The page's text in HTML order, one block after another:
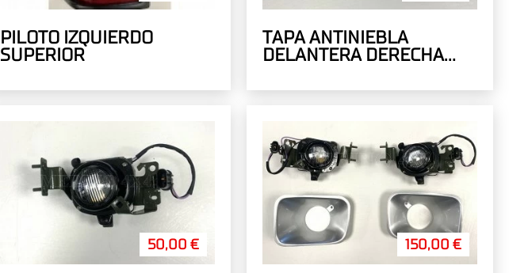
PILOTO IZQUIERDO
SUPERIOR
TAPA ANTINIEBLA
DELANTERA DERECHA
50,00 € 150,00 €